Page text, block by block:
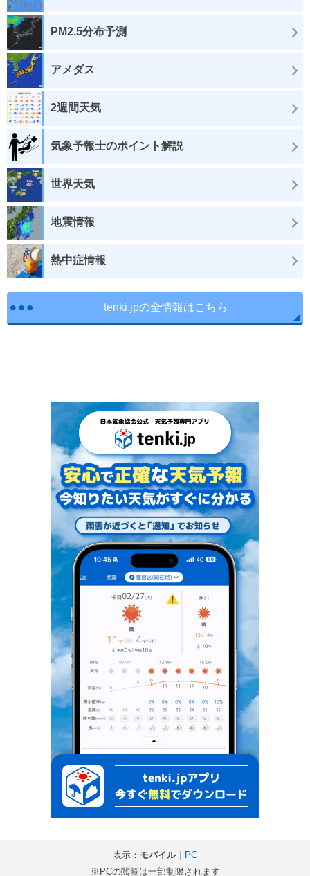
PM2.5分布予測
アメダス
2週間天気
気象予報士のポイント解説
世界天気
地震情報
熱中症情報
tenki.jpの全情報はこちら
表示： モバイル｜
PC
※PCの閲覧は一部制限されます